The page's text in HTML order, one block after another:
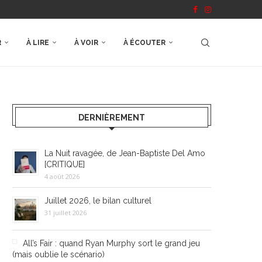
À LIRE À VOIR À ÉCOUTER
DERNIÈREMENT
La Nuit ravagée, de Jean-Baptiste Del Amo
[CRITIQUE]
4 août 2026
Juillet 2026, le bilan culturel
31 juillet 2026
All’s Fair : quand Ryan Murphy sort le grand jeu
(mais oublie le scénario)